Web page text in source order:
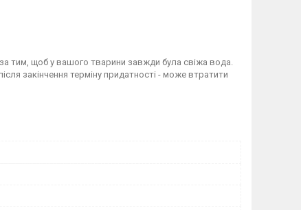
тим, щоб у вашого тварини завжди була свіжа вода.
закінчення терміну придатності - може втратити